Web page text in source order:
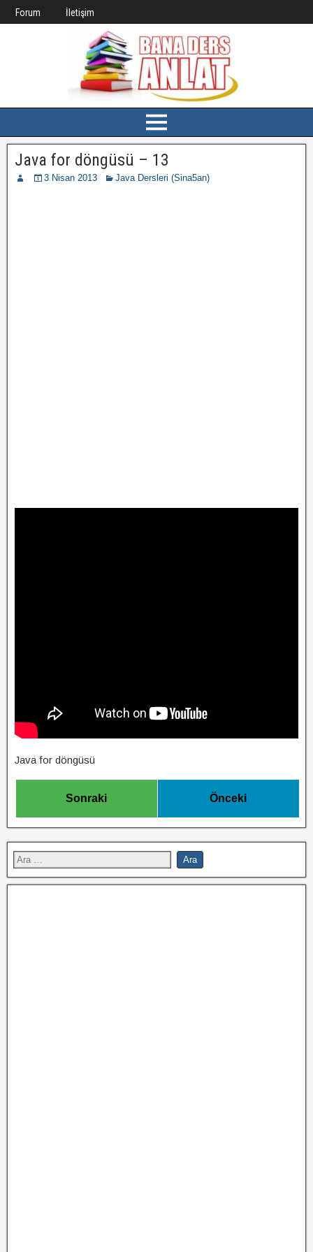
Forum İletişim
Java for döngüsü – 13
3 Nisan 2013 Java Dersleri (Sina5an)
Java for döngüsü
Sonraki Önceki